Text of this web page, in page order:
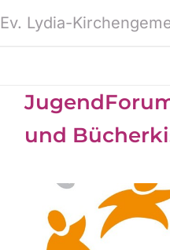
Ev. Lydia-
und